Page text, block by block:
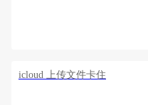
icloud 上传文件卡住